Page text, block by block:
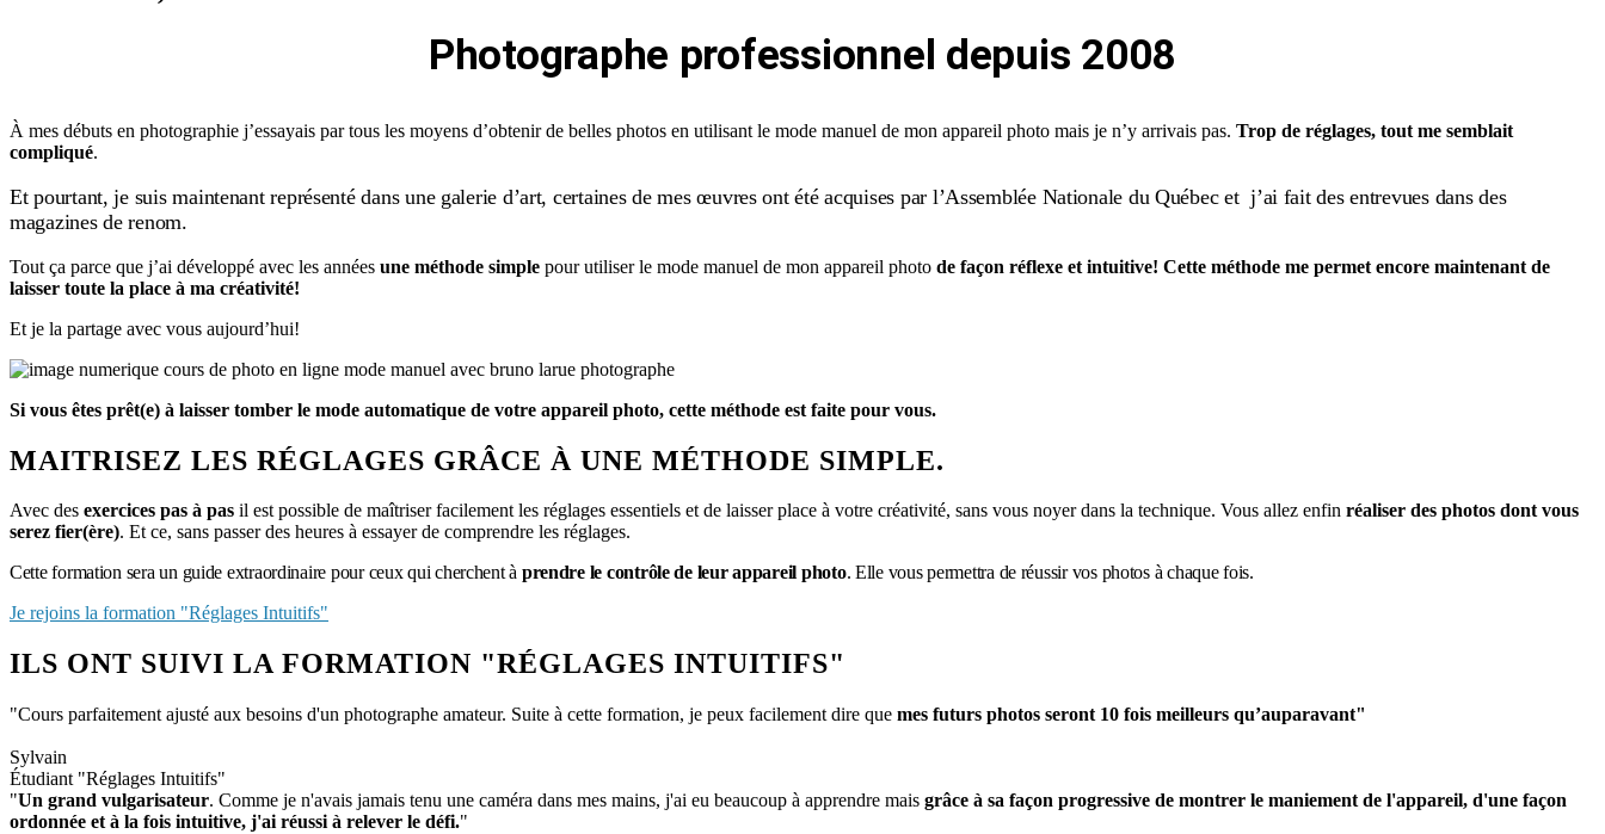
Photographe professionnel depuis 2008​
À mes débuts en photographie j’essayais par tous les moyens d’obtenir de belles photos en utilisant le mode manuel de mon appareil photo mais je n’y arrivais pas. Trop de réglages, tout me semblait
compliqué.
Et pourtant, je suismaintenantreprésenté dans une galerie d’art, certaines de mes œuvres ont été acquises par l’Assemblée Nationale du Québec et j’ai fait des entrevues dans des
magazines de renom.
Tout ça parce que j’ai développé avec les années une méthode simple pour utiliser le mode manuel de mon appareil photo de façon réflexe et intuitive! Cette méthode me permet encore maintenant de
laisser toute la place à ma créativité!
Et je la partage avec vous aujourd’hui!
Si vous êtes prêt(e) à laisser tomber le mode automatique de votre appareil photo, cette méthode est faite pour vous.
MAITRISEZ LES RÉGLAGES GRÂCE À UNE MÉTHODE SIMPLE.
Avec des exercices pas à pas il est possible de maîtriser facilement les réglages essentiels et de laisser place à votre créativité, sans vous noyer dans la technique. Vous allez enfin réaliser des photos dont vous
serez fier(ère). Et ce, sans passer des heures à essayer de comprendre les réglages.
Cette formation sera un guide extraordinaire pour ceux qui cherchent à prendre le contrôle de leur appareil photo. Elle vous permettra de réussir vos photos à chaque fois.
Je rejoins la formation "Réglages Intuitifs"
ILS ONT SUIVI LA FORMATION "RÉGLAGES INTUITIFS"
"Cours parfaitement ajusté aux besoins d'un photographe amateur. Suite à cette formation, je peux facilement dire que mes futurs photos seront 10 fois meilleurs qu’auparavant"
Sylvain
Étudiant "Réglages Intuitifs"
"Un grand vulgarisateur. Comme je n'avais jamais tenu une caméra dans mes mains, j'ai eu beaucoup à apprendre mais grâce à sa façon progressive de montrer le maniement de l'appareil, d'une façon
ordonnée et à la fois intuitive, j'ai réussi à relever le défi."